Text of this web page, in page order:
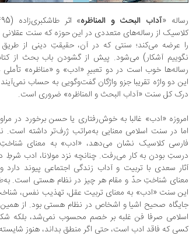
رساله «آداب البحث و المناظره
کلاسیک از رساله‌های متعددی در این حوزه که سنت عقلانی
را عرضه می‌کند؛ سنتی که در آن، حقیقتِ دینی از
نگوییم آشکار) می‌شود. پیش از گشودن باب بحث از
رساله‌ها خوب است در دو تعبیرِ «ادب» و «مناظره» تأملی
این دو واژه تقریبا جزو واژگان گفت‌وگویی به حساب
درک کل سنت «آداب البحث و المناظره» ضروری است.
امروزه «ادب» غالبا به خوش‌رفتاری یا حسن برخورد در
اما در سنت اسلامی معنایی به‌مراتب ژرف‌تر داشته است.
فارسی کلاسیک نشان می‌دهد، «ادب» به معنای
درستِ بودن به کار می‌رفت. چنانچه نزد مولانا، ادب
آثار سعدی با تربیت و آداب زندگی اجتماعی پیوند دارد
معنای شناختِ حدّ و مقام هر چیز در نظام هستی است.
این سنت «ادب» به معنای تربیت عقل، تهذیب نفس،
جایگاه صحیح اشیا و اشخاص در نظام هستی بود. از همین
اسلامی صرفا فن غلبه بر خصم محسوب نمی‌شد، بلکه
کسی که فاقد ادب است، حتی اگر منطق بداند، هنوز